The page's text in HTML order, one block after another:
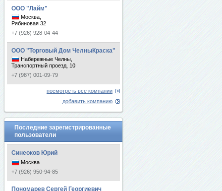
ООО "Лайм"
Москва,
Рябиновая 32
+7 (926) 928-04-44
ООО "Торговый Дом ЧелныКраска"
Набережные Челны,
Транспортный проезд, 10
+7 (987) 001-09-79
посмотреть все компании
добавить компанию
Последние зарегистрированные
пользователи
Синеоков Юрий
Москва
+7 (926) 950-94-85
Пономарев Сергей Георгиевич